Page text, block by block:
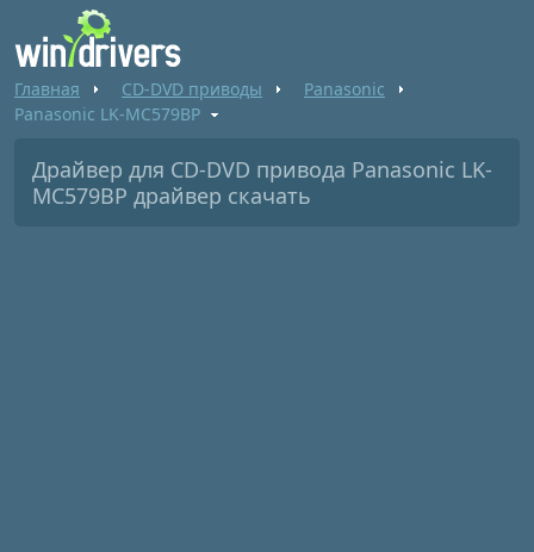
Главная CD-DVD приводы
Panasonic
Panasonic LK-MC579BP
Драйвер для CD-DVD привода Panasonic LK-
MC579BP драйвер скачать